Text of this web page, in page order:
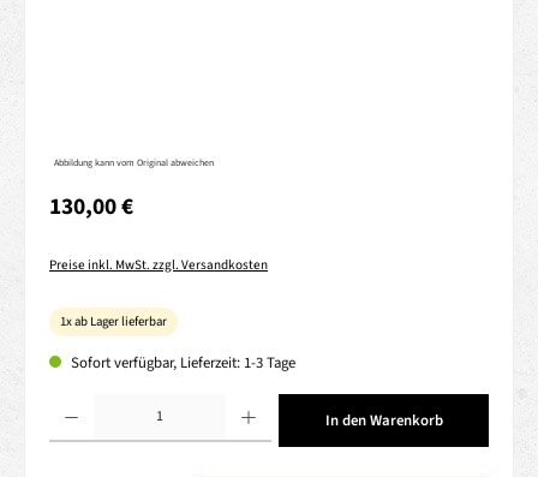
Abbildung kann vom Original abweichen
Regulärer Preis:
130,00 €
Preise inkl. MwSt. zzgl. Versandkosten
1x ab Lager lieferbar
Sofort verfügbar, Lieferzeit: 1-3 Tage
Produkt Anzahl: Gib den gewünschten Wert ein oder benutze die Schaltflächen um
In den Warenkorb